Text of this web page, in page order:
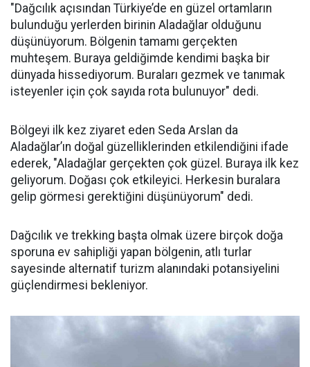
"Dağcılık açısından Türkiye’de en güzel ortamların
bulunduğu yerlerden birinin Aladağlar olduğunu
düşünüyorum. Bölgenin tamamı gerçekten
muhteşem. Buraya geldiğimde kendimi başka bir
dünyada hissediyorum. Buraları gezmek ve tanımak
isteyenler için çok sayıda rota bulunuyor" dedi.
Bölgeyi ilk kez ziyaret eden Seda Arslan da
Aladağlar’ın doğal güzelliklerinden etkilendiğini ifade
ederek, "Aladağlar gerçekten çok güzel. Buraya ilk kez
geliyorum. Doğası çok etkileyici. Herkesin buralara
gelip görmesi gerektiğini düşünüyorum" dedi.
Dağcılık ve trekking başta olmak üzere birçok doğa
sporuna ev sahipliği yapan bölgenin, atlı turlar
sayesinde alternatif turizm alanındaki potansiyelini
güçlendirmesi bekleniyor.